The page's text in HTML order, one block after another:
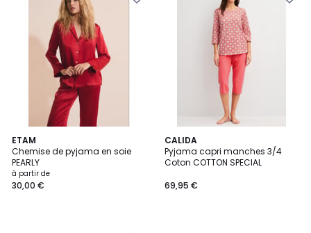
ETAM
Chemise de pyjama en soie
PEARLY
à partir de
30,00 €
4
Couleurs
CALIDA
Pyjama capri manches 3/4
Coton COTTON SPECIAL
69,95 €